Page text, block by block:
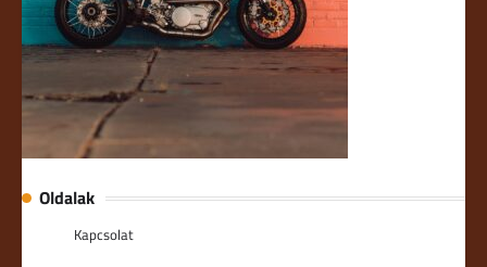
Oldalak
Kapcsolat